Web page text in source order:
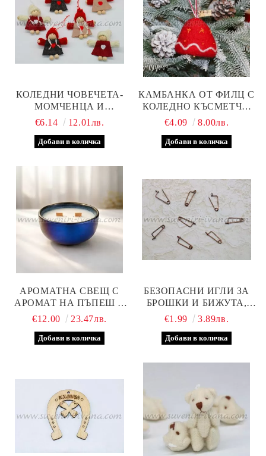
КОЛЕДНИ ЧОВЕЧЕТА-
МОМЧЕНЦА И
МОМИЧЕНЦА С
БРОЯ
€6.14 12.01лв.
КАМБАНКА ОТ ФИЛЦ С
КОЛЕДНО КЪСМЕТЧЕ/
ПОЖЕЛАНИЕ
€4.09 8.00лв.
АРОМАТНА СВЕЩ С
АРОМАТ НА ПЪПЕШ В
КЕРАМИЧНА КУПИЧКА
ФИТИЛА
€12.00 23.47лв.
БЕЗОПАСНИ ИГЛИ ЗА
БРОШКИ И БИЖУТА,
КОМПЛЕКТ 50 БРОЯ
€1.99 3.89лв.